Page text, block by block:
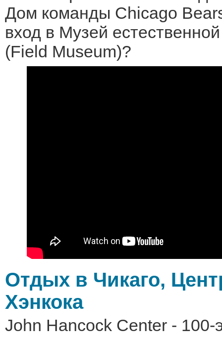
Дом команды Chicago
вход в Музей
(Field Museum)?
Отдых в Чикаго,
Хэнкока
John Hancock Center - 100-